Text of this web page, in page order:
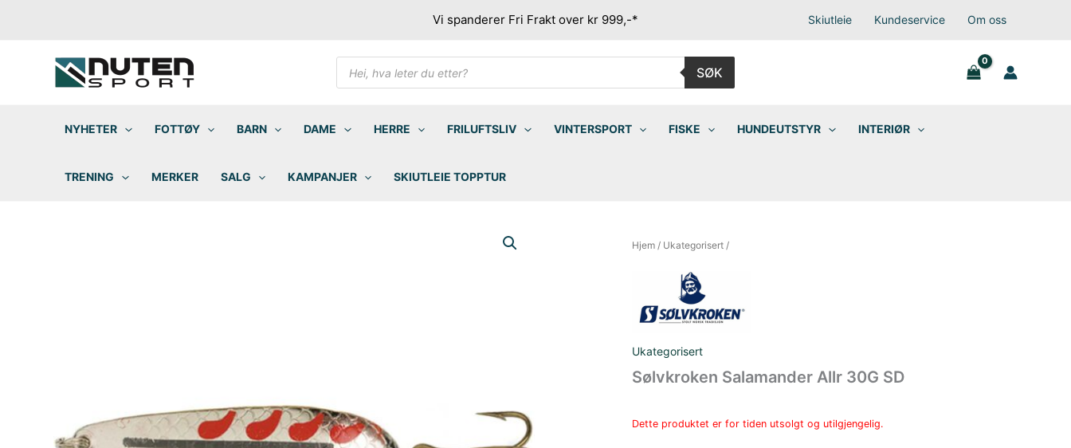
Vi spanderer Fri Frakt over kr 999,-* Skiutleie Kundeservice Om oss
Products
search
SØK
NYHETER FOTTØY BARN DAME HERRE FRILUFTSLIV VINTERSPORT FISKE HUNDEUTSTYR INTERIØR
TRENING MERKER SALG KAMPANJER SKIUTLEIE TOPPTUR
Hjem/ Ukategorisert/
Ukategorisert
Sølvkroken Salamander Allr 30G SD
Dette produktet er for tiden utsolgt og utilgjengelig.